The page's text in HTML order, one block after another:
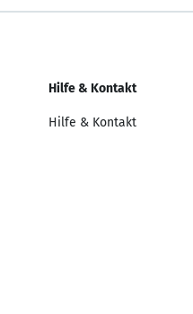
Hilfe & Kontakt
Hilfe & Kontakt